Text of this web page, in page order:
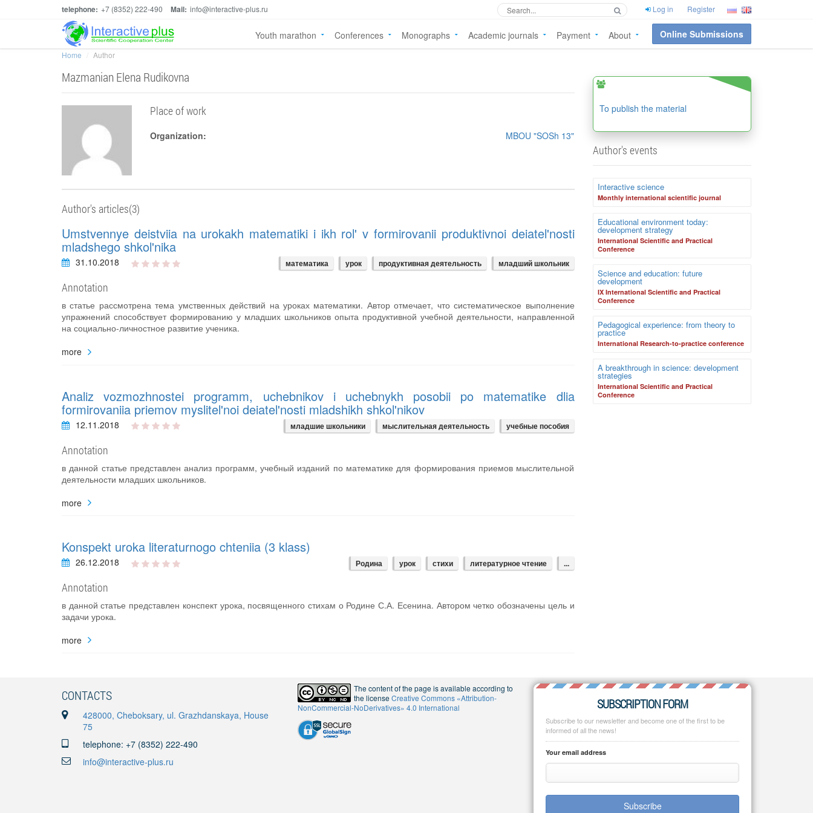
telephone: +7 (8352) 222-490 Mail: info@interactive-plus.ru Log in Register
Youth marathon Conferences Monographs Academic journals Payment About Online Submissions
Home Author
Mazmanian Elena Rudikovna
Place of work
Organization: MBOU "SOSh 13"
Author's articles(3)
Umstvennye deistviia na urokakh matematiki i ikh rol' v formirovanii produktivnoi deiatel'nosti
mladshego shkol'nika
31.10.2018 математика урок продуктивная деятельность младший школьник
Annotation
в статье рассмотрена тема умственных действий на уроках математики. Автор отмечает, что систематическое выполнение
упражнений способствует формированию у младших школьников опыта продуктивной учебной деятельности, направленной
на социально-личностное развитие ученика.
more
Analiz vozmozhnostei programm, uchebnikov i uchebnykh posobii po matematike dlia
formirovaniia priemov myslitel'noi deiatel'nosti mladshikh shkol'nikov
12.11.2018 младшие школьники мыслительная деятельность учебные пособия
Annotation
в данной статье представлен анализ программ, учебный изданий по математике для формирования приемов мыслительной
деятельности младших школьников.
more
Konspekt uroka literaturnogo chteniia (3 klass)
26.12.2018 Родина урок стихи литературное чтение ...
Annotation
в данной статье представлен конспект урока, посвященного стихам о Родине С.А. Есенина. Автором четко обозначены цель и
задачи урока.
more
To publish the material
Author's events
Interactive science
Monthly international scientific journal
Educational environment today:
development strategy
International Scientific and Practical
Conference
Science and education: future
development
IX International Scientific and Practical
Conference
Pedagogical experience: from theory to
practice
International Research-to-practice conference
A breakthrough in science: development
strategies
International Scientific and Practical
Conference
CONTACTS
428000, Cheboksary, ul. Grazhdanskaya, House
75
telephone: +7 (8352) 222-490
info@interactive-plus.ru
The content of the page is available according to
the licenseCreative Commons «Attribution-
NonCommercial-NoDerivatives» 4.0 International
SUBSCRIPTION FORM
Subscribe to our newsletter and become one of the first to be
informed of all the news!
Your email address
Subscribe